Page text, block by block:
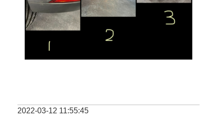
2022-03-12 11:55:45